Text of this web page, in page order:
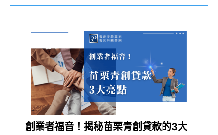
創業者福音！揭秘苗栗青創貸款的3大